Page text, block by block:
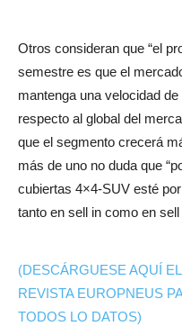
Otros consideran que “el
semestre es que el
mantenga una velocidad
respecto al global del
que el segmento crecerá
más de uno no duda que
cubiertas 4×4-SUV esté
tanto en sell in como en sell
(DESCÁRGUESE AQUÍ
REVISTA EUROPNEUS
TODOS LO DATOS)